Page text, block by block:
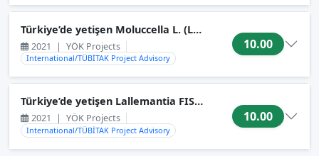
Türkiye’de yetişen Moluccella L. (Lamiaceae) türlerinin
2021 | YÖK Projects
International/TÜBİTAK Project Advisory
10.00
Türkiye’de yetişen Lallemantia FISCH. ET MEY
2021 | YÖK Projects
International/TÜBİTAK Project Advisory
10.00